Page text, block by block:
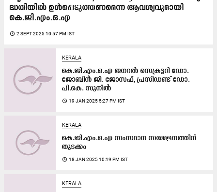
ദ്ധ​തി​യി​ൽ ഉ​ൾ​പ്പെ​ടു​ത്ത​ണമെന്ന ആവശ്യവുമായി
കെ.ജി.എം.ഒ.എ
access_time 2 SEPT 2025 10:57 PM IST
KERALA
കെ.ജി.എം.ഒ.എ ജനറൽ സെക്രട്ടറി ഡോ.
ജോബിൻ ജി. ജോസഫ്, പ്രസിഡണ്ട് ഡോ.
പി.കെ. സുനിൽ
access_time 19 JAN 2025 5:27 PM IST
KERALA
കെ.ജി.എം.ഒ.എ സംസ്ഥാന സമ്മേളനത്തിന്​
തുടക്കം
access_time 18 JAN 2025 10:19 PM IST
KERALA